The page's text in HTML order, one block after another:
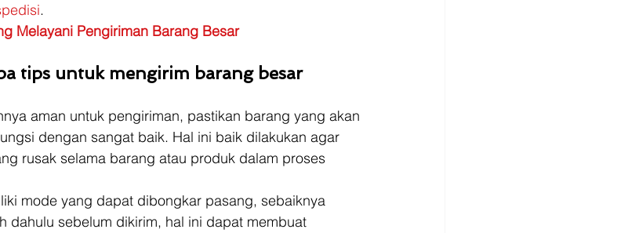
.
Melayani Pengiriman Barang Besar
tips untuk mengirim barang besar
aman untuk pengiriman, pastikan barang yang akan
dengan sangat baik. Hal ini baik dilakukan agar
rusak selama barang atau produk dalam proses
mode yang dapat dibongkar pasang, sebaiknya
dahulu sebelum dikirim, hal ini dapat membuat